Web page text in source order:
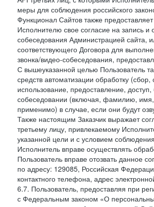
меры для соблюдения российского
Функционал Сайтов также
Исполнителю свое согласие на запись
собеседования Администрацией сайта,
соответствующего Договора для
звонка/видео-собеседования,
С вышеуказанной целью Пользователь
средств автоматизации обработку
использование, предоставление,
собеседовании (включая, фамилию,
применимо) в случае, если они будут
Также настоящим Заказчик выражает
третьему лицу, привлекаемому
указанной цели и с условием
Исполнитель вправе осуществлять
Пользователь вправе отозвать данное
по адресу: 129085, Российская
контактного телефона, адрес
6.7. Пользователь, предоставляя при
с Федеральным законом «О